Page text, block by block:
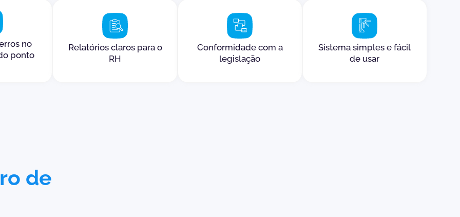
no
ponto
Relatórios claros para o
RH
Conformidade com a
legislação
Sistema simples e fácil
de usar
de